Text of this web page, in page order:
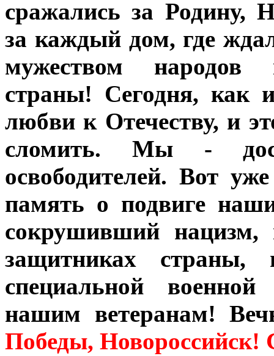
сражались за Родину,
за каждый дом, где
мужеством народов
страны! Сегодня,
любви к Отечеству, и
сломить. Мы -
освободителей. Вот
память о подвиге
сокрушивший
защитниках страны,
специальной
нашим ветеранам!
Победы, Новороссийск!